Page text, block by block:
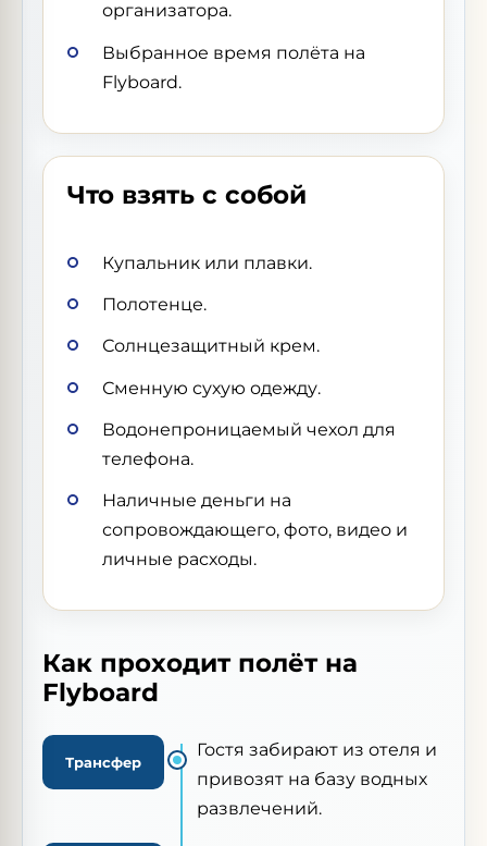
организатора.
Выбранное время полёта на
Flyboard.
Что взять с собой
Купальник или плавки.
Полотенце.
Солнцезащитный крем.
Сменную сухую одежду.
Водонепроницаемый чехол для
телефона.
Наличные деньги на
сопровождающего, фото, видео и
личные расходы.
Как проходит полёт на
Flyboard
Трансфер
Гостя забирают из отеля и
привозят на базу водных
развлечений.